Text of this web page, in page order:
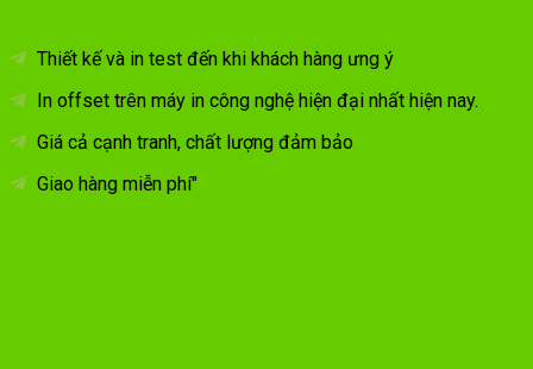
Thiết kế và in test đến khi khách hàng ưng ý
In offset trên máy in công nghệ hiện đại nhất hiện nay.
Giá cả cạnh tranh, chất lượng đảm bảo
Giao hàng miễn phí"